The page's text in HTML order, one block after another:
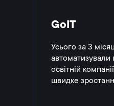
GoIT
Усього за 3
автоматизували
освітній
швидке